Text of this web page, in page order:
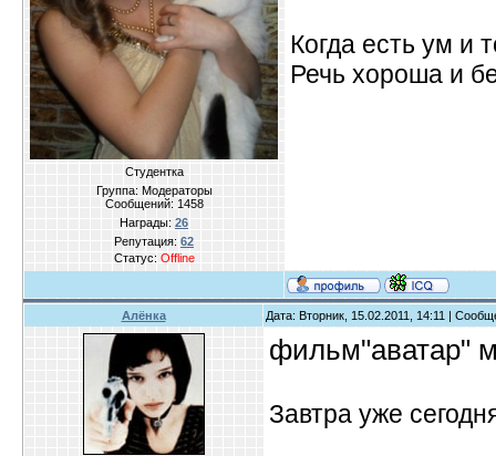
Студентка
Группа: Модераторы
Сообщений: 1458
Награды: 26
Репутация: 62
Статус: Offline
Когда есть ум и
Речь хороша и
Алёнка Дата: Вторник, 15.02.2011, 14:11 |
фильм"аватар"
Завтра уже